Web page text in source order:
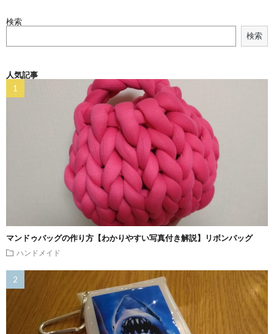
検索
検索
人気記事
マンドゥバッグの作り方【わかりやすい写真付き解説】リボンバッグ
ハンドメイド